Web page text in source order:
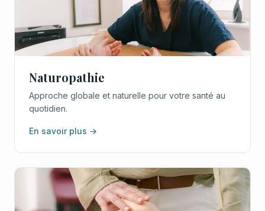
Naturopathie
Approche globale et naturelle pour votre santé au
quotidien.
En savoir plus →